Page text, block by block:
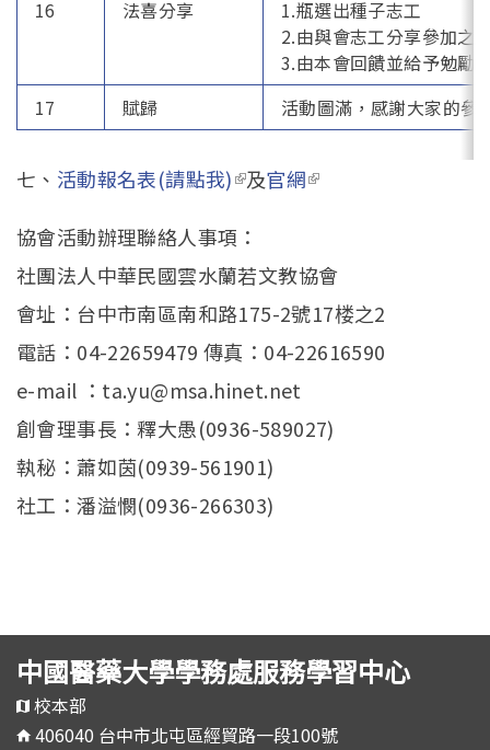
16
法喜分享
1.瓶選出種子志工
2.由與會志工分享參加之
3.由本會回饋並給予勉勵
17
賦歸 活動圖滿，感謝大家的參
七、 活動報名表(請點我)(link is external)
及官網(link is external)
協會活動辦理聯絡人事項：
社團法人中華民國雲水蘭若文教協會
會址：台中市南區南和路175-2號17楼之2
電話：04-22659479 傳真：04-22616590
e-mail ：ta.yu@msa.hinet.net
創會理事長：釋大愚(0936-589027)
執秘：蕭如茵(0939-561901)
社工：潘溢憫(0936-266303)
中國醫藥大學學務處服務學習中心
校本部
406040 台中市北屯區經貿路一段100號